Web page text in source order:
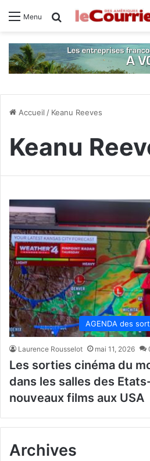
Menu Rechercher
Accueil / Keanu Reeves
Keanu
AGENDA des
Laurence Rousselot mai 11, 2026
Les sorties cinéma du
dans les salles des
nouveaux films aux USA
Archives